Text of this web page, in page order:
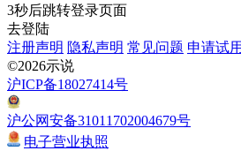
3秒后跳转登录页面
去登陆
注册声明 隐私声明 常见问题 申请试用
©2026示说
沪ICP备18027414号
沪公网安备31011702004679号
电子营业执照